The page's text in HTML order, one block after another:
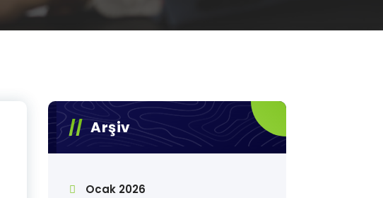
Arşiv
Ocak 2026